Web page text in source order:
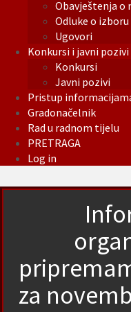
Obavještenja o
Odluke o
Ugovori
Konkursi i javni pozivi
Konkursi
Javni pozivi
Pristup
Gradonačelnik
Rad u radnom tijelu
PRETRAGA
Log in
za